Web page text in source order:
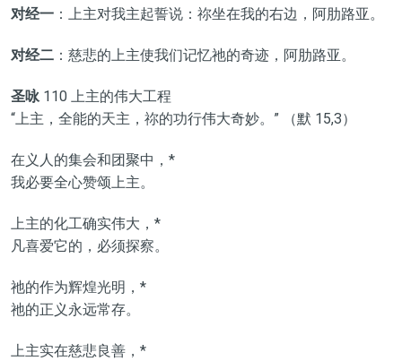
对经一：上主对我主起誓说：祢坐在我的右边，阿肋路亚。
对经二：慈悲的上主使我们记忆祂的奇迹，阿肋路亚。
圣咏 110 上主的伟大工程
“上主，全能的天主，祢的功行伟大奇妙。” （默 15,3）
在义人的集会和团聚中，*
我必要全心赞颂上主。
上主的化工确实伟大，*
凡喜爱它的，必须探察。
祂的作为辉煌光明，*
祂的正义永远常存。
上主实在慈悲良善，*